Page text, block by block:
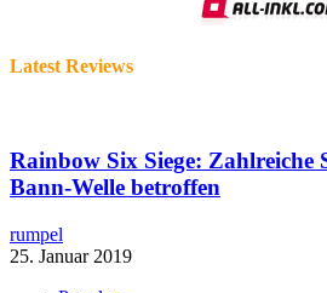
Latest Reviews
Rainbow Six Siege: Zahlreiche
Bann-Welle betroffen
rumpel
25. Januar 2019